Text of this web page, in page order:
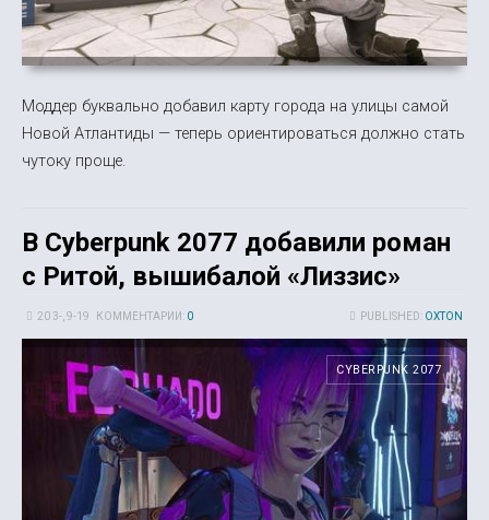
Моддер буквально добавил карту города на улицы самой
Новой Атлантиды — теперь ориентироваться должно стать
чутоку проще.
В Cyberpunk 2077 добавили роман
с Ритой, вышибалой «Лиззис»
PUBLISHED: OXTON
20 3-, 9-19 КОММЕНТАРИИ: 0
CYBERPUNK 2077